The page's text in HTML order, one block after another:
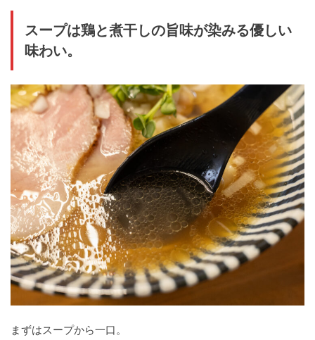
スープは鶏と煮干しの旨味が染みる優しい
味わい。
まずはスープから一口。